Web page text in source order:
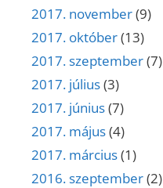
2017. november(9)
2017. október(13)
2017. szeptember(7)
2017. július(3)
2017. június(7)
2017. május(4)
2017. március(1)
2016. szeptember(2)